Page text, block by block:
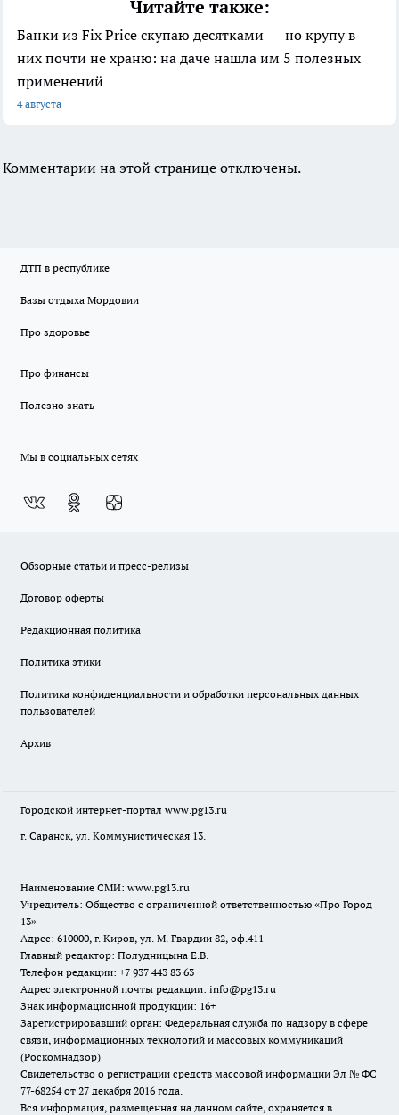
Читайте также:
Банки из Fix Price скупаю десятками — но крупу в
них почти не храню: на даче нашла им 5 полезных
применений
4 августа
Комментарии на этой странице отключены.
ДТП в республике
Базы отдыха Мордовии
Про здоровье
Про финансы
Полезно знать
Мы в социальных сетях
Обзорные статьи и пресс-релизы
Договор оферты
Редакционная политика
Политика этики
Политика конфиденциальности и обработки персональных данных
пользователей
Архив
Городской интернет-портал www.pg13.ru
г. Саранск, ул. Коммунистическая 13.
Наименование СМИ: www.pg13.ru
Учредитель: Общество с ограниченной ответственностью «Про Город
13»
Адрес: 610000, г. Киров, ул. М. Гвардии 82, оф.411
Главный редактор: Полудницына Е.В.
Телефон редакции: +7 937 443 83 63
Адрес электронной почты редакции: info@pg13.ru
Знак информационной продукции: 16+
Зарегистрировавший орган: Федеральная служба по надзору в сфере
связи, информационных технологий и массовых коммуникаций
(Роскомнадзор)
Свидетельство о регистрации средств массовой информации Эл № ФС
77-68254 от 27 декабря 2016 года.
Вся информация, размещенная на данном сайте, охраняется в